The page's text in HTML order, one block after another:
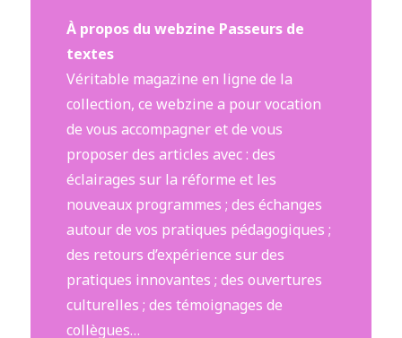
À propos du webzine Passeurs de
textes
Véritable magazine en ligne de la
collection, ce webzine a pour vocation
de vous accompagner et de vous
proposer des articles avec : des
éclairages sur la réforme et les
nouveaux programmes ; des échanges
autour de vos pratiques pédagogiques ;
des retours d’expérience sur des
pratiques innovantes ; des ouvertures
culturelles ; des témoignages de
collègues…